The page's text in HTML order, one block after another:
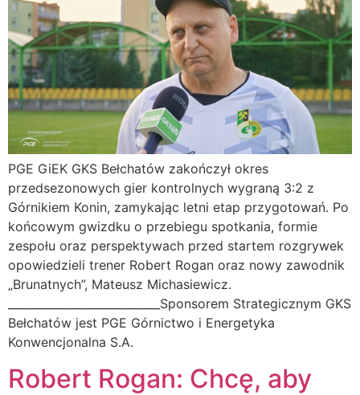
PGE GiEK GKS Bełchatów zakończył okres
przedsezonowych gier kontrolnych wygraną 3:2 z
Górnikiem Konin, zamykając letni etap przygotowań. Po
końcowym gwizdku o przebiegu spotkania, formie
zespołu oraz perspektywach przed startem rozgrywek
opowiedzieli trener Robert Rogan oraz nowy zawodnik
„Brunatnych”, Mateusz Michasiewicz.
___________________________Sponsorem Strategicznym GKS
Bełchatów jest PGE Górnictwo i Energetyka
Konwencjonalna S.A.
Robert Rogan: Chcę, aby